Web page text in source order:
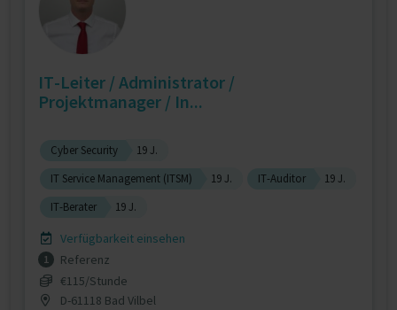
IT-Leiter / Administrator /
Projektmanager / In...
Cyber Security
19 J.
IT Service Management (ITSM)
19 J. IT-Auditor
19 J.
IT-Berater
19 J.
Verfügbarkeit einsehen
1
Referenz
€115/Stunde
D-61118 Bad Vilbel